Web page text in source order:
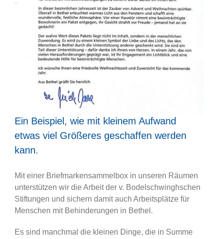
Ein Beispiel, wie mit kleinem Aufwand
etwas viel Größeres geschaffen werden
kann.
Mit einer Briefmarkensammelbox in unseren Räumen
unterstützen wir die Arbeit der v. Bodelschwinghschen
Stiftungen und sichern damit auch Arbeitsplätze für
Menschen mit Behinderungen in Bethel.
Es sind manchmal die kleinen Dinge, die in Summe